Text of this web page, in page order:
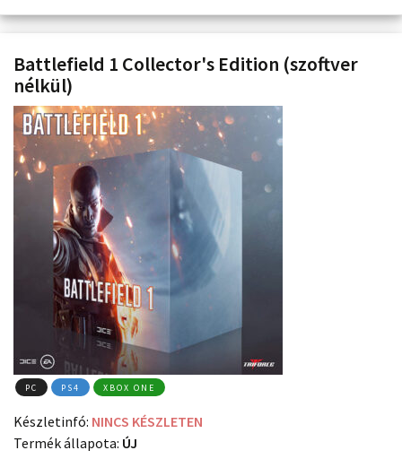
Battlefield 1 Collector's Edition (szoftver
nélkül)
PC PS4 XBOX ONE
Készletinfó: NINCS KÉSZLETEN
Termék állapota: ÚJ